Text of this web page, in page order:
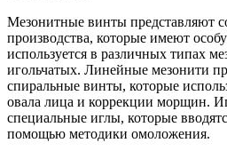
Мезонитные винты представляют
производства, которые имеют
используется в различных типах
игольчатых. Линейные мезонити
спиральные винты, которые
овала лица и коррекции морщин.
специальные иглы, которые
помощью методики омоложения.